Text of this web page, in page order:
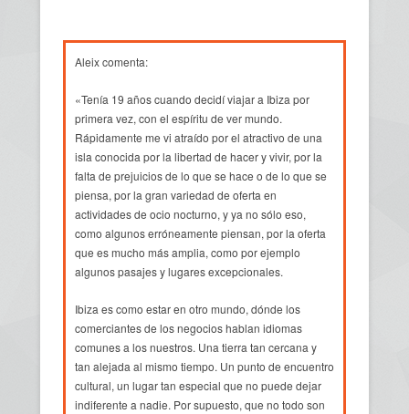
Aleix comenta:
«Tenía 19 años cuando decidí viajar a Ibiza por
primera vez, con el espíritu de ver mundo.
Rápidamente me vi atraído por el atractivo de una
isla conocida por la libertad de hacer y vivir, por la
falta de prejuicios de lo que se hace o de lo que se
piensa, por la gran variedad de oferta en
actividades de ocio nocturno, y ya no sólo eso,
como algunos erróneamente piensan, por la oferta
que es mucho más amplia, como por ejemplo
algunos pasajes y lugares excepcionales.
Ibiza es como estar en otro mundo, dónde los
comerciantes de los negocios hablan idiomas
comunes a los nuestros. Una tierra tan cercana y
tan alejada al mismo tiempo. Un punto de encuentro
cultural, un lugar tan especial que no puede dejar
indiferente a nadie. Por supuesto, que no todo son